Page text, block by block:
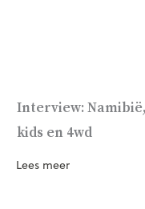
Interview:
kids en 4wd
Lees meer